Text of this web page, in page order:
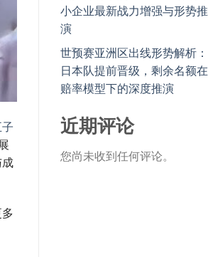
成
小企业最新战力增强与形势推
演
世预赛亚洲区出线形势解析：
日本队提前晋级，剩余名额在
赔率模型下的深度推演
近期评论
您尚未收到任何评论。